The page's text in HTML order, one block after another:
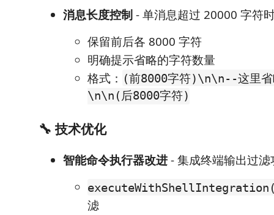
消息长度控制- 单消息超过 20000 字符
保留前后各 8000 字符
明确提示省略的字符数量
格式： (前8000字符)\n\n--这里
\n\n(后8000字符)
🔧 技术优化
智能命令执行器改进- 集成终端输出过滤
滤